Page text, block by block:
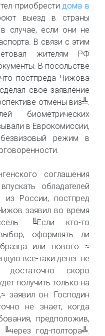
приобрестидома в
выезд в страны
случае, если они не
В связи с этим
жителям РФ
В посольстве
постпреда Чижова
свое заявление
отмены виз╩.
биометрических
в Еврокомиссии,
режим в
соглашения
обладателей
из России, постпред
заявил во время
╚Если кто-то
оформлять ли
или нового ≈
все-таки денег не
скоро
получить только на
заявил он. Господин
не знает, когда
предположив,
год-полтора╩.